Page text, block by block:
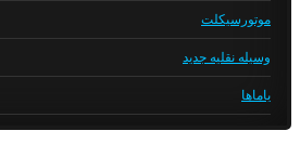
موتورسیکلت
وسیله نقلیه جدید
یاماها